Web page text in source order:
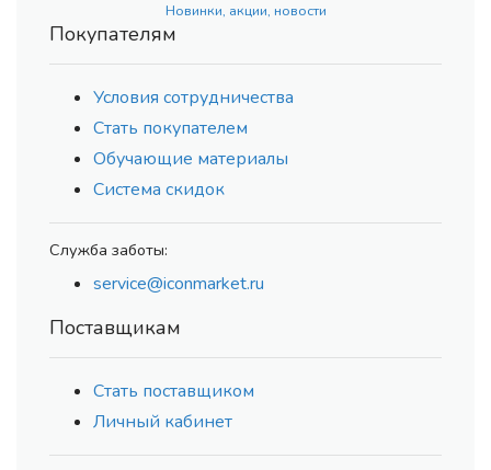
Новинки, акции, новости
Покупателям
Условия сотрудничества
Стать покупателем
Обучающие материалы
Система скидок
Служба заботы:
service@iconmarket.ru
Поставщикам
Стать поставщиком
Личный кабинет